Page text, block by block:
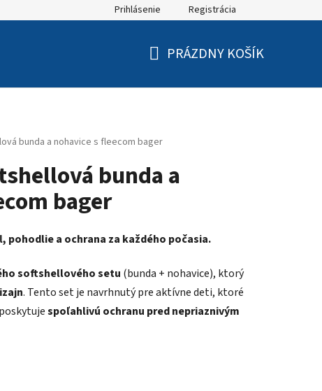
Prihlásenie Registrácia
PRÁZDNY KOŠÍK
bunda a nohavice s fleecom bager
bunda a
bager
a ochrana za každého počasia.
softshellového setu (bunda + nohavice), ktorý
. Tento set je navrhnutý pre aktívne deti, ktoré
spoľahlivú ochranu pred nepriaznivým